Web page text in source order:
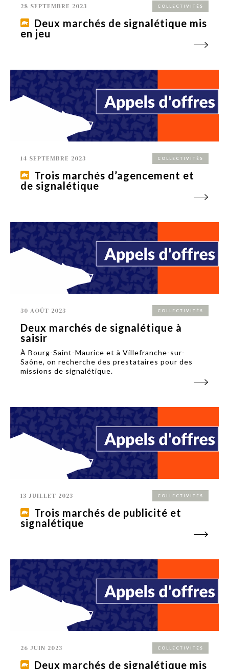
28 SEPTEMBRE 2023 COLLECTIVITÉS
Deux marchés de signalétique mis
en jeu
14 SEPTEMBRE 2023 COLLECTIVITÉS
Trois marchés d’agencement et
de signalétique
30 AOÛT 2023 COLLECTIVITÉS
Deux marchés de signalétique à
saisir
À Bourg-Saint-Maurice et à Villefranche-sur-
Saône, on recherche des prestataires pour des
missions de signalétique.
13 JUILLET 2023 COLLECTIVITÉS
Trois marchés de publicité et
signalétique
26 JUIN 2023 COLLECTIVITÉS
Deux marchés de signalétique mis